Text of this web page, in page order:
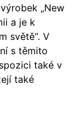
„New
a je k
světě“. V
s těmito
také v
také